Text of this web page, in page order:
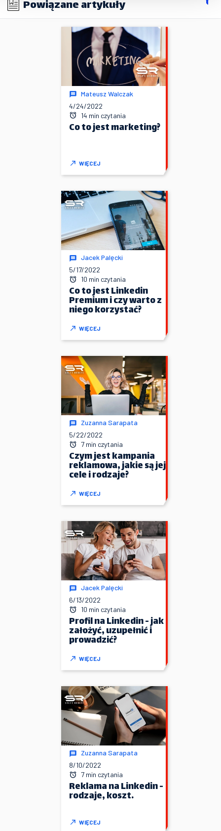
Powiązane artykuły
Mateusz Walczak
4/24/2022
14 min czytania
Co to jest marketing?
WIĘCEJ
Jacek Palęcki
5/17/2022
10 min czytania
Co to jest Linkedin
Premium i czy warto z
niego korzystać?
WIĘCEJ
Zuzanna Sarapata
5/22/2022
7 min czytania
Czym jest kampania
reklamowa, jakie są jej
cele i rodzaje?
WIĘCEJ
Jacek Palęcki
6/13/2022
10 min czytania
Profil na Linkedin - jak
założyć, uzupełnić i
prowadzić?
WIĘCEJ
Zuzanna Sarapata
8/10/2022
7 min czytania
Reklama na Linkedin -
rodzaje, koszt.
WIĘCEJ